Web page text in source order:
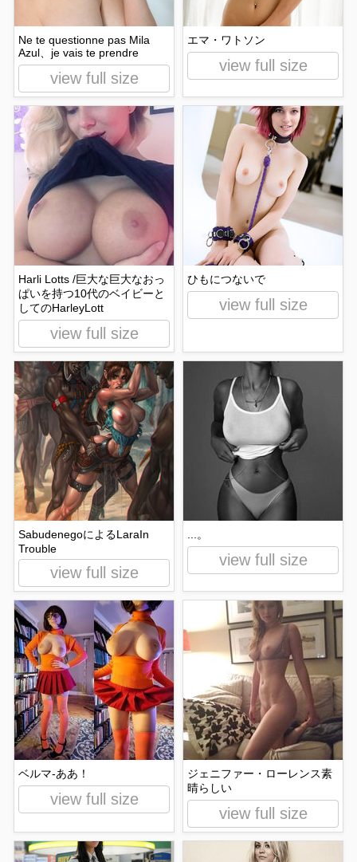
Ne te questionne pas Mila
Azul、je vais te prendre
view full size
エマ・ワトソン
view full size
Harli Lotts /巨大な巨大なおっ
ぱいを持つ10代のベイビーと
してのHarleyLott
view full size
ひもにつないで
view full size
SabudenegoによるLaraIn
Trouble
view full size
...。
view full size
ベルマ-ああ！
view full size
ジェニファー・ローレンス素
晴らしい
view full size